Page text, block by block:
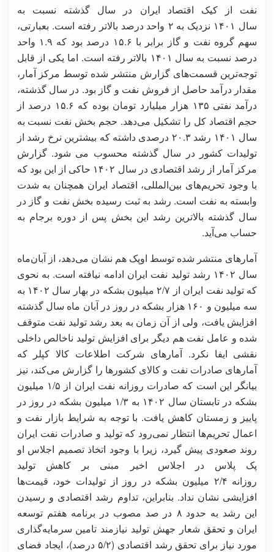
نفت از کیک اقتصاد ایران در سال گذشته نسبت به
سال ۱۴۰۱ نزدیک به ۲ واحد درصد بالاتر رفته است. بعبارتی،
سهم گروه نفت و گاز برابر با ۱۵.۶ درصد بود که ۱.۹ واحد
درصد نسبت به سال ۱۴۰۱ بالاتر رفته است. اما یکی از قابل
توجه‌ترین قسمت‌های گزارش منتشر شده توسط مرکز آمار،
مقدار درآمد حاصل از فروش نفت و گاز بود. در سال گذشته،
درآمد نفتی ۱۳۵ هزار میلیارد تومان بوده که ۱۵.۶ درصد از
حجم اقتصاد کل را تشکیل می‌دهد. حجم بخش نفت نسبت به
سال ۱۴۰۱ رشد ۲۰.۳ درصدی داشته که بیشترین نرخ رشد از
تولیدات کشور در سال گذشته محسوب می شود. گزارش
مرکز آمار از رشد اقتصادی در سال ۱۴۰۲ حاکی از این بود که
با وجود تحریم‌های بین‌المللی، اقتصاد ایران همچنان به شدت
وابسته به نفت است. رشد به ثبت رسیده بخش نفت و گاز در
سال گذشته بالاترین رشد این بخش پس از دوره برجام به
حساب می‌آید.
آمارهای منتشر شده توسط اوپک هم نشان می‌دهد، از آبان‌ماه
سال ۱۴۰۲ رشد تولید نفت ایران ادامه نیافته است. به نحوی
که تولید نفت ایران از ۲/۷ میلیون بشکه در بهار سال ۱۴۰۲ به
سه میلیون و ۱۶۰ هزار بشکه در روز در آبان ماه سال گذشته
افزایش یافت، ولی از آن زمان به بعد رشد تولید نفت متوقف
شده و عامل نفت هم دیگر برای افزایش تولید ناخالص داخلی
نقشی ایفا نکرد. آمارهای شرکت اطلاعات کالا کپلر که
آمارهای صادرات نفت و کالای کشورها را گزارش می‌کند، نیز
بیانگر این است که صادرات روزانه نفت ایران از ۱/۵ میلیون
بشکه در تابستان سال ۱۴۰۲ به ۱/۳ میلیون بشکه در روز در
پاییز و زمستان کاهش یافت. با توجه به شرایط بازار نفت و
اعمال تحریم‌ها انتظار نمی‌رود که تولید و صادرات نفت ایران
روند صعودی پیش گیرد، زیرا با وجود اتخاذ تصمیم اجلاس او
پک پلاس در اجلاس اخیر مبنی بر کاهش تولید
روزانه ۲/۴ میلیون بشکه در روز از تولیدات خود، قیمت‌ها
افزایشی نشان نداد. بنابراین، تداوم رشد اقتصادی و رسیدن
این رشد به حدود ۸ در صد مصوب در برنامه هفتم توسعه
ایران و تحقق شعار جهش تولید نیازمند تامین سرمایه‌گذاری
مورد نیاز برای تحقق رشد اقتصادی (۵/۲ درصد)، ایجاد فضای